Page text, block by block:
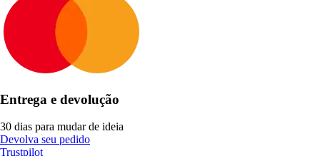
Entrega e devolução
30 dias para mudar de ideia
Devolva seu pedido
Trustpilot